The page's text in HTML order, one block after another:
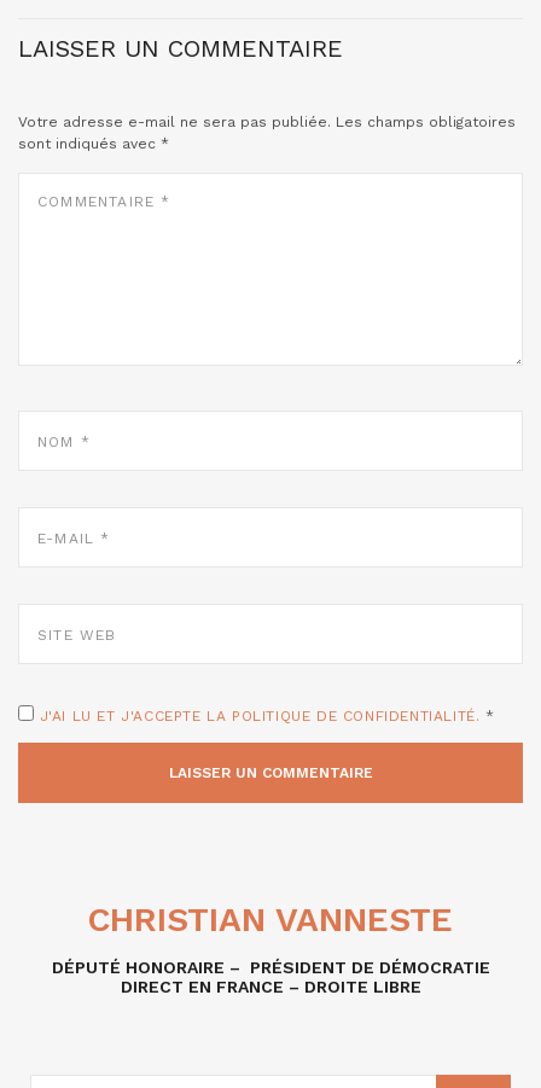
LAISSER UN COMMENTAIRE
Votre adresse e-mail ne sera pas publiée. Les champs obligatoires
sont indiqués avec *
MAIL
WEB
J'AI LU ET J'ACCEPTE LA POLITIQUE DE CONFIDENTIALITÉ. *
CHRISTIAN VANNESTE
DÉPUTÉ HONORAIRE – PRÉSIDENT DE DÉMOCRATIE
DIRECT EN FRANCE – DROITE LIBRE